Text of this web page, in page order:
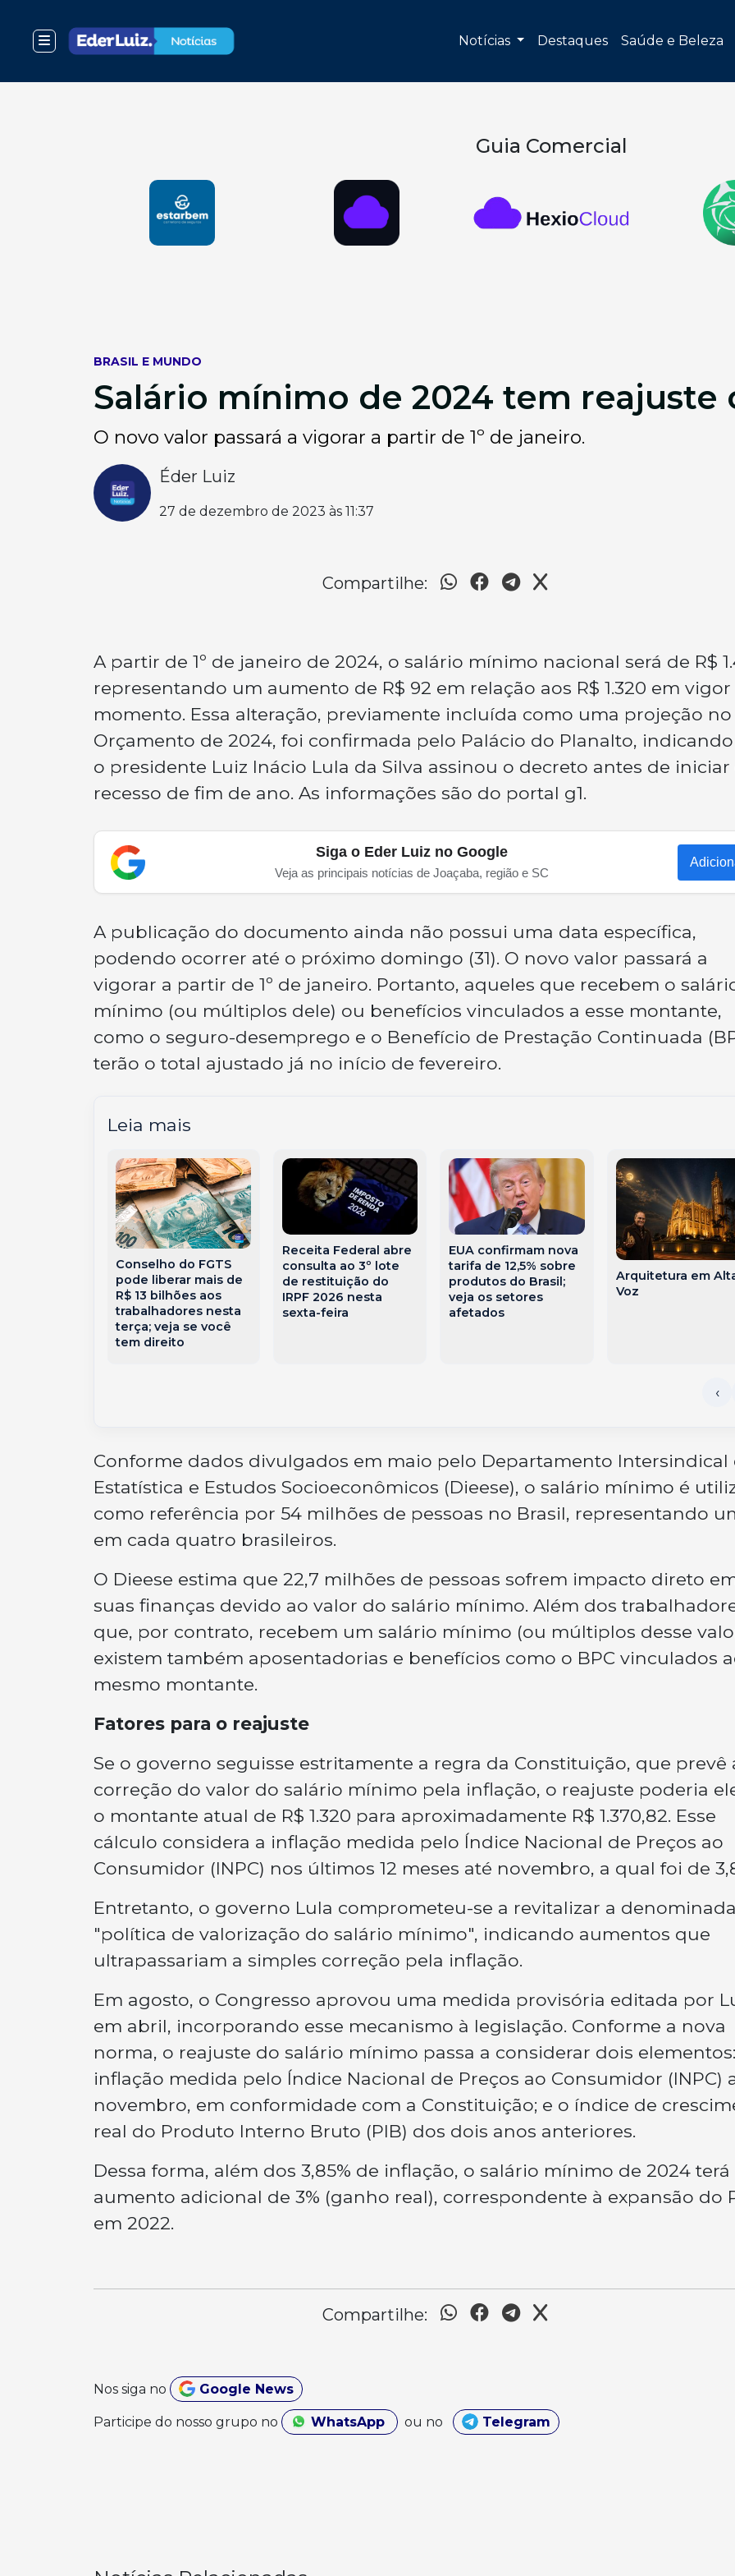
Notícias Destaques Saúde e Beleza
Guia Comercial
BRASIL E MUNDO
Salário mínimo de 2024 tem reajuste
O novo valor passará a vigorar a partir de 1º de janeiro.
Éder Luiz
27 de dezembro de 2023 às 11:37
Compartilhe:
A partir de 1º de janeiro de 2024, o salário mínimo nacional será de R$
representando um aumento de R$ 92 em relação aos R$ 1.320 em
momento. Essa alteração, previamente incluída como uma projeção no
Orçamento de 2024, foi confirmada pelo Palácio do Planalto,
o presidente Luiz Inácio Lula da Silva assinou o decreto antes de iniciar
recesso de fim de ano. As informações são do portal g1.
Siga o Eder Luiz no Google
Veja as principais notícias de Joaçaba, região e SC
A publicação do documento ainda não possui uma data específica,
podendo ocorrer até o próximo domingo (31). O novo valor passará a
vigorar a partir de 1º de janeiro. Portanto, aqueles que recebem o
mínimo (ou múltiplos dele) ou benefícios vinculados a esse montante,
como o seguro-desemprego e o Benefício de Prestação Continuada
terão o total ajustado já no início de fevereiro.
Leia mais
Conselho do FGTS
pode liberar mais de
R$ 13 bilhões aos
trabalhadores nesta
terça; veja se você
tem direito
Receita Federal abre
consulta ao 3º lote
de restituição do
IRPF 2026 nesta
sexta-feira
EUA confirmam nova
tarifa de 12,5% sobre
produtos do Brasil;
veja os setores
afetados
Arquitetura em
Voz
Conforme dados divulgados em maio pelo Departamento Intersindical
Estatística e Estudos Socioeconômicos (Dieese), o salário mínimo é
como referência por 54 milhões de pessoas no Brasil, representando
em cada quatro brasileiros.
O Dieese estima que 22,7 milhões de pessoas sofrem impacto direto
suas finanças devido ao valor do salário mínimo. Além dos
que, por contrato, recebem um salário mínimo (ou múltiplos desse
existem também aposentadorias e benefícios como o BPC vinculados
mesmo montante.
Fatores para o reajuste
Se o governo seguisse estritamente a regra da Constituição, que prevê
correção do valor do salário mínimo pela inflação, o reajuste poderia
o montante atual de R$ 1.320 para aproximadamente R$ 1.370,82. Esse
cálculo considera a inflação medida pelo Índice Nacional de Preços ao
Consumidor (INPC) nos últimos 12 meses até novembro, a qual foi de
Entretanto, o governo Lula comprometeu-se a revitalizar a denominada
"política de valorização do salário mínimo", indicando aumentos que
ultrapassariam a simples correção pela inflação.
Em agosto, o Congresso aprovou uma medida provisória editada por
em abril, incorporando esse mecanismo à legislação. Conforme a nova
norma, o reajuste do salário mínimo passa a considerar dois
inflação medida pelo Índice Nacional de Preços ao Consumidor (INPC)
novembro, em conformidade com a Constituição; e o índice de
real do Produto Interno Bruto (PIB) dos dois anos anteriores.
Dessa forma, além dos 3,85% de inflação, o salário mínimo de 2024
aumento adicional de 3% (ganho real), correspondente à expansão do
em 2022.
Compartilhe:
Nos siga no Google News
Participe do nosso grupo no WhatsApp ou no Telegram